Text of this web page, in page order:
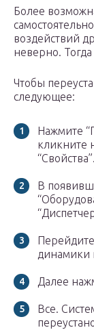
Более
воздействий
неверно.
Чтобы
следующее:
Нажмите
кликните
В
динамики
Далее
Все.